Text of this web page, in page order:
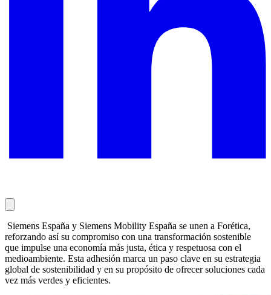
Siemens España y Siemens Mobility España se unen a Forética,
reforzando así su compromiso con una transformación sostenible
que impulse una economía más justa, ética y respetuosa con el
medioambiente. Esta adhesión marca un paso clave en su estrategia
global de sostenibilidad y en su propósito de ofrecer soluciones cada
vez más verdes y eficientes.